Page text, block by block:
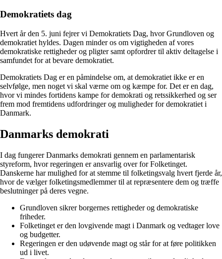
Demokratiets dag
Hvert år den 5. juni fejrer vi Demokratiets Dag, hvor Grundloven og
demokratiet hyldes. Dagen minder os om vigtigheden af vores
demokratiske rettigheder og pligter samt opfordrer til aktiv deltagelse i
samfundet for at bevare demokratiet.
Demokratiets Dag er en påmindelse om, at demokratiet ikke er en
selvfølge, men noget vi skal værne om og kæmpe for. Det er en dag,
hvor vi mindes fortidens kampe for demokrati og retssikkerhed og ser
frem mod fremtidens udfordringer og muligheder for demokratiet i
Danmark.
Danmarks demokrati
I dag fungerer Danmarks demokrati gennem en parlamentarisk
styreform, hvor regeringen er ansvarlig over for Folketinget.
Danskerne har mulighed for at stemme til folketingsvalg hvert fjerde år,
hvor de vælger folketingsmedlemmer til at repræsentere dem og træffe
beslutninger på deres vegne.
Grundloven sikrer borgernes rettigheder og demokratiske
friheder.
Folketinget er den lovgivende magt i Danmark og vedtager love
og budgetter.
Regeringen er den udøvende magt og står for at føre politikken
ud i livet.